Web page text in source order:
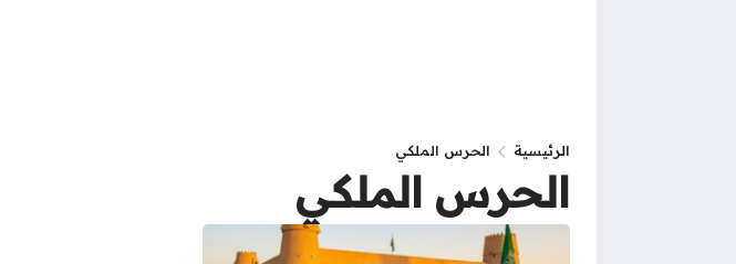
الرئيسية الحرس الملكي
الحرس الملكي